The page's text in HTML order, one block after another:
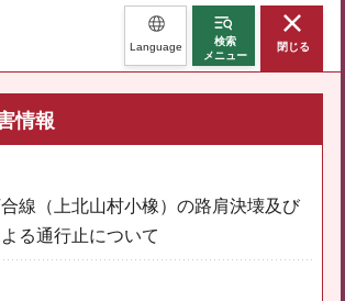
Language
検索
メニュー
閉じる
情報
線（上北山村小橡）の路肩決壊及び
る通行止について